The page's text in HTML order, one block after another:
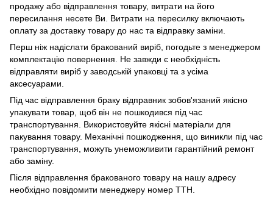
продажу або відправлення товару, витрати на його
пересилання несете Ви. Витрати на пересилку включають
оплату за доставку товару до нас та відправку заміни.
Перш ніж надіслати бракований виріб, погодьте з менеджером
комплектацію повернення. Не завжди є необхідність
відправляти виріб у заводській упаковці та з усіма
аксесуарами.
Під час відправлення браку відправник зобов'язаний якісно
упакувати товар, щоб він не пошкодився під час
транспортування. Використовуйте якісні матеріали для
пакування товару. Механічні пошкодження, що виникли під час
транспортування, можуть унеможливити гарантійний ремонт
або заміну.
Після відправлення бракованого товару на нашу адресу
необхідно повідомити менеджеру номер ТТН.